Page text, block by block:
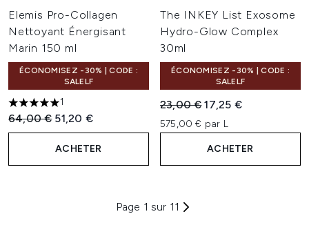
Elemis Pro-Collagen
Nettoyant Énergisant
Marin 150 ml
ÉCONOMISEZ -30% | CODE :
SALELF
5 étoiles sur un maximum de 5
1
Prix de vente :
64,00 € Prix ​​actuel :
51,20 €
ACHETER
The INKEY List Exosome
Hydro-Glow Complex
30ml
ÉCONOMISEZ -30% | CODE :
SALELF
Prix de vente :
23,00 €Prix ​​actuel :
17,25 €
575,00 € par L
ACHETER
Page 1 sur 11